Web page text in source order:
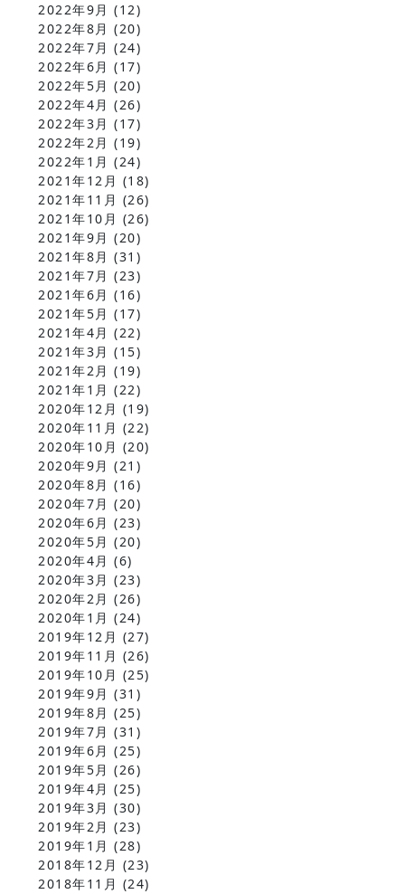
2022年9月 (12)
2022年8月 (20)
2022年7月 (24)
2022年6月 (17)
2022年5月 (20)
2022年4月 (26)
2022年3月 (17)
2022年2月 (19)
2022年1月 (24)
2021年12月 (18)
2021年11月 (26)
2021年10月 (26)
2021年9月 (20)
2021年8月 (31)
2021年7月 (23)
2021年6月 (16)
2021年5月 (17)
2021年4月 (22)
2021年3月 (15)
2021年2月 (19)
2021年1月 (22)
2020年12月 (19)
2020年11月 (22)
2020年10月 (20)
2020年9月 (21)
2020年8月 (16)
2020年7月 (20)
2020年6月 (23)
2020年5月 (20)
2020年4月 (6)
2020年3月 (23)
2020年2月 (26)
2020年1月 (24)
2019年12月 (27)
2019年11月 (26)
2019年10月 (25)
2019年9月 (31)
2019年8月 (25)
2019年7月 (31)
2019年6月 (25)
2019年5月 (26)
2019年4月 (25)
2019年3月 (30)
2019年2月 (23)
2019年1月 (28)
2018年12月 (23)
2018年11月 (24)